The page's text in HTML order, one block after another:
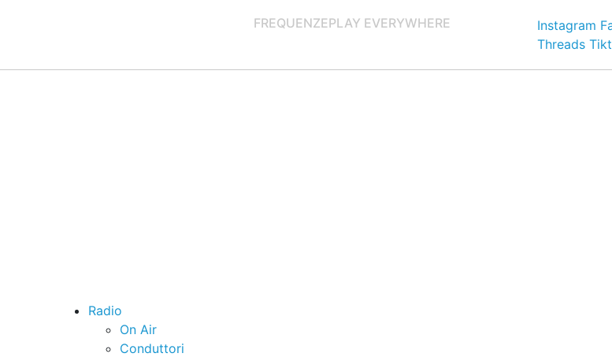
FREQUENZEPLAY EVERYWHERE Instagram
Threads
Radio
On Air
Conduttori